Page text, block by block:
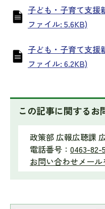
子ども・子育て支援
ファイル: 5.6KB)
子ども・子育て支援
ファイル: 6.2KB)
この記事に関するお
政策部 広報広聴課
電話番号： 0463-82-
お問い合わせメール